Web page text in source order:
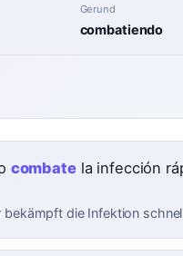
Gerund
combatiendo
combatela infección
bekämpft die Infektion